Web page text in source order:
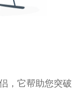
，它帮助您突破